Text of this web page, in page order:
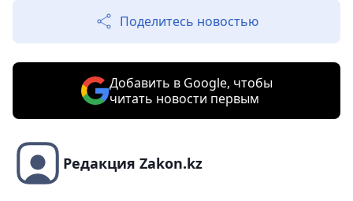
Поделитесь новостью
Добавить в Google, чтобы
читать новости первым
Редакция Zakon.kz